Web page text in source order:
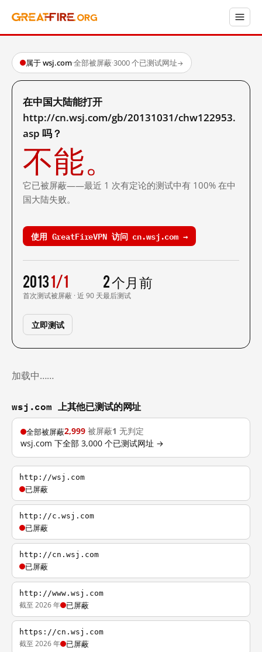
属于 wsj.com·全部被屏蔽·3000 个已测试网址→
在中国大陆能打开
http://cn.wsj.com/gb/20131031/chw122953.
asp 吗？
不能。
它已被屏蔽——最近 1 次有定论的测试中有 100% 在中
国大陆失败。
使用 GreatFireVPN 访问 cn.wsj.com →
2013
首次测试
1/1
被屏蔽 · 近 90 天
2 个月前
最后测试
立即测试
加载中……
wsj.com 上其他已测试的网址
全部被屏蔽2,999 被屏蔽1 无判定
wsj.com 下全部 3,000 个已测试网址 →
http://wsj.com
已屏蔽
http://c.wsj.com
已屏蔽
http://cn.wsj.com
已屏蔽
http://www.wsj.com
截至 2026 年 已屏蔽
https://cn.wsj.com
截至 2026 年 已屏蔽